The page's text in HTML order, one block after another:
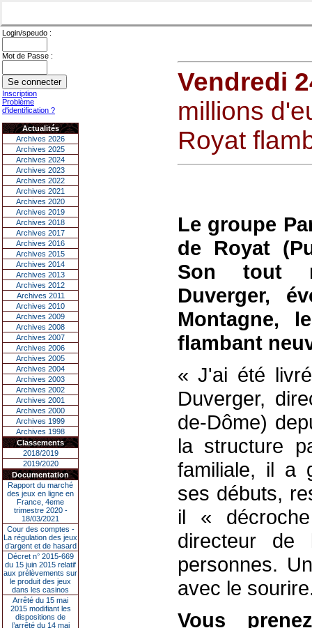
Login/speudo :
Mot de Passe :
Inscription
Problème
d'identification ?
Actualités
Archives 2026
Archives 2025
Archives 2024
Archives 2023
Archives 2022
Archives 2021
Archives 2020
Archives 2019
Archives 2018
Archives 2017
Archives 2016
Archives 2015
Archives 2014
Archives 2013
Archives 2012
Archives 2011
Archives 2010
Archives 2009
Archives 2008
Archives 2007
Archives 2006
Archives 2005
Archives 2004
Archives 2003
Archives 2002
Archives 2001
Archives 2000
Archives 1999
Archives 1998
Classements
2018/2019
2019/2020
Documentation
Rapport du marché
des jeux en ligne en
France, 4eme
trimestre 2020 -
18/03/2021
Cour des comptes -
La régulation des jeux
d’argent et de hasard
Décret n° 2015-669
du 15 juin 2015 relatif
aux prélèvements sur
le produit des jeux
dans les casinos
Arrêté du 15 mai
2015 modifiant les
dispositions de
l’arrêté du 14 mai
Vendredi
millions
Royat
Le groupe
de Royat
Son tout
Duverger,
Montagne,
flambant
« J'ai été
Duverger,
de-Dôme)
la structure
familiale, il a
ses débuts,
il «
directeur de
personnes.
avec le
Vous